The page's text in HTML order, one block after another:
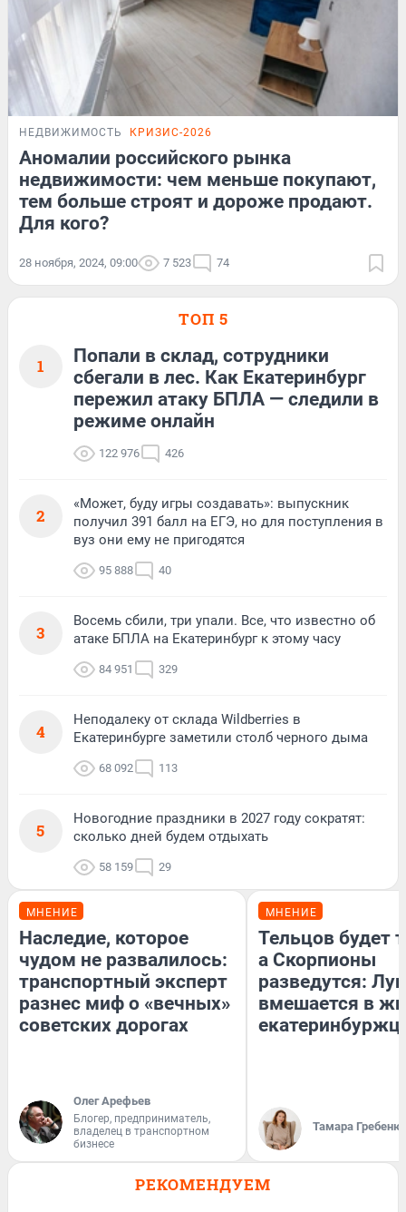
НЕДВИЖИМОСТЬ КРИЗИС-2026
Аномалии российского рынка
недвижимости: чем меньше покупают,
тем больше строят и дороже продают.
Для кого?
28 ноября, 2024, 09:00 7 523 74
ТОП 5
1
Попали в склад, сотрудники
сбегали в лес. Как Екатеринбург
пережил атаку БПЛА — следили в
режиме онлайн
122 976 426
2
«Может, буду игры создавать»: выпускник
получил 391 балл на ЕГЭ, но для поступления в
вуз они ему не пригодятся
95 888 40
3
Восемь сбили, три упали. Все, что известно об
атаке БПЛА на Екатеринбург к этому часу
84 951 329
4
Неподалеку от склада Wildberries в
Екатеринбурге заметили столб черного дыма
68 092 113
5
Новогодние праздники в 2027 году сократят:
сколько дней будем отдыхать
58 159 29
МНЕНИЕ
Наследие, которое
чудом не развалилось:
транспортный эксперт
разнес миф о «вечных»
советских дорогах
Олег Арефьев
Блогер, предприниматель,
владелец в транспортном
бизнесе
МНЕНИЕ
Тельцов будет
а Скорпионы
разведутся:
вмешается в
Тамара
РЕКОМЕНДУЕМ